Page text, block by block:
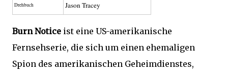
Drehbuch Jason Tracey
Burn Notice ist eine US-amerikanische
Fernsehserie, die sich um einen ehemaligen
Spion des amerikanischen Geheimdienstes,